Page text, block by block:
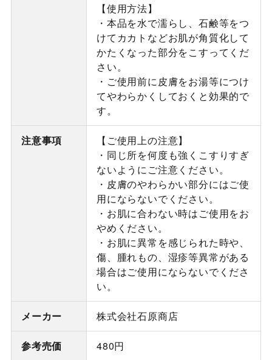
【使用方法】
・本品を水で濡らし、石鹸等をつ
けてカカトなどお肌が角質化して
かたくなった部分をこすってくだ
さい。
・ご使用前に皮膚をお湯等につけ
てやわらかくしておくと効果的で
す。
注意事項
【ご使用上の注意】
・同じ所を何度も強くこすりすぎ
ないようにご注意ください。
・皮膚のやわらかい部分にはご使
用にならないでください。
・お肌に合わない時はご使用をお
やめください。
・お肌に異常を感じられた時や、
傷、腫れもの、湿疹等異常がある
場合はご使用にならないでくださ
い。
メーカー 株式会社石原商店
参考売価 480円